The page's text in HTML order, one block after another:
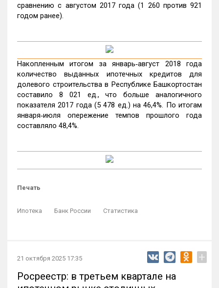
сравнению с августом 2017 года (1 260 против 921
годом ранее).
Накопленным итогом за январь‑август 2018 года
количество выданных ипотечных кредитов для
долевого строительства в Республике Башкортостан
составило 8 021 ед., что больше аналогичного
показателя 2017 года (5 478 ед.) на 46,4%. По итогам
января‑июля опережение темпов прошлого года
составляло 48,4%.
Печать
Ипотека Банк России Статистика
21 октября 2025 17:35 +
Росреестр: в третьем квартале на